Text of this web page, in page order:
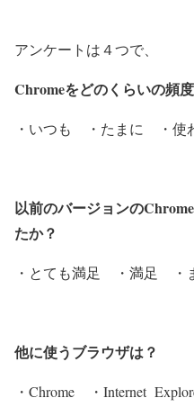
アンケートは４つで、
Chromeをどのくらいの頻
・いつも ・たまに ・使
以前のバージョンの
たか？
・とても満足 ・満足 ・
他に使うブラウザは？
・Chrome ・Internet